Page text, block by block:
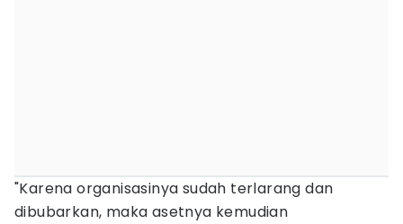
"Karena organisasinya sudah terlarang dan
dibubarkan, maka asetnya kemudian